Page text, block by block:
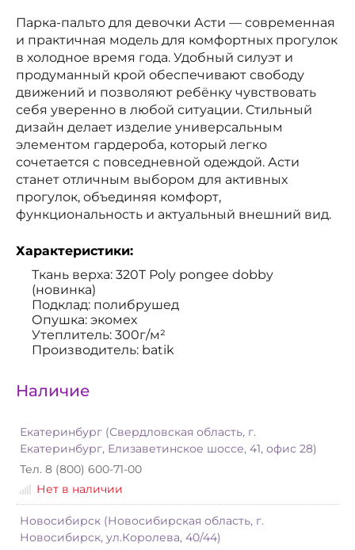
Парка-пальто для девочки Асти — современная
и практичная модель для комфортных прогулок
в холодное время года. Удобный силуэт и
продуманный крой обеспечивают свободу
движений и позволяют ребёнку чувствовать
себя уверенно в любой ситуации. Стильный
дизайн делает изделие универсальным
элементом гардероба, который легко
сочетается с повседневной одеждой. Асти
станет отличным выбором для активных
прогулок, объединяя комфорт,
функциональность и актуальный внешний вид.
Характеристики:
Ткань верха: 320T Poly pongee dobby
(новинка)
Подклад: полибрушед
Опушка: экомех
Утеплитель: 300г/м²
Производитель: batik
Наличие
Екатеринбург (Свердловская область, г.
Екатеринбург, Елизаветинское шоссе, 41, офис 28)
Тел. 8 (800) 600-71-00
Нет в наличии
Новосибирск (Новосибирская область, г.
Новосибирск, ул.Королева, 40/44)